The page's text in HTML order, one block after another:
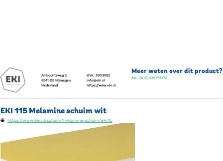
Ambachtsweg 2
6541 DB Nijmegen
Nederland
KVK: 10018163
info@eki.nl
https://www.eki.nl
Meer weten over dit product?
Bel: +31 (0) 243773378
EKI 115 Melamine schuim wit
https://www.eki.nl/schuim/melamine-schuim/eki115